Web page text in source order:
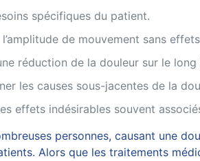
spécifiques du patient.
de mouvement sans
réduction de la douleur sur le long
les causes sous-jacentes de la
effets indésirables souvent
personnes, causant une
Alors que les traitements